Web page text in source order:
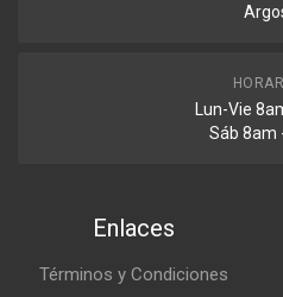
Lun-Vie
Sáb 8am
Enlaces
Términos y Condiciones